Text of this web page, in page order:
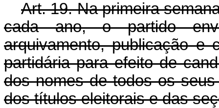
Art. 19. Na primeira
cada ano, o partido
arquivamento, publicação e
partidária para efeito de
dos nomes de todos os
dos títulos eleitorais e das